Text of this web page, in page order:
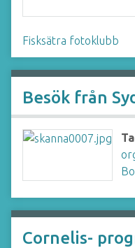
Fisksätra fotoklubb
Besök från
Cornelis-